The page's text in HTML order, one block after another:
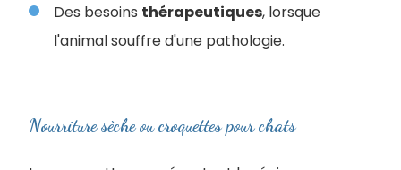
Des besoins thérapeutiques, lorsque
l'animal souffre d'une pathologie.
Nourriture sèche ou croquettes pour chats